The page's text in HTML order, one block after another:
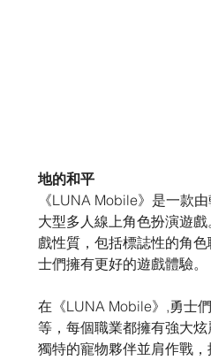
地的和平
《LUNA Mobile》是一款
大型多人線上角色扮演遊
戲性質，包括標誌性的角
士們擁有更好的遊戲體驗。
在《LUNA Mobile》,勇士
等，每個職業都擁有強大
獨特的寵物夥伴並肩作戰，